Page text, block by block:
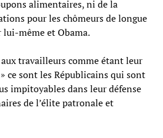
alimentaires, ni de la
pour les chômeurs de longue
lui-même et Obama.
travailleurs comme étant leur
ce sont les Républicains qui sont
impitoyables dans leur défense
de l’élite patronale et